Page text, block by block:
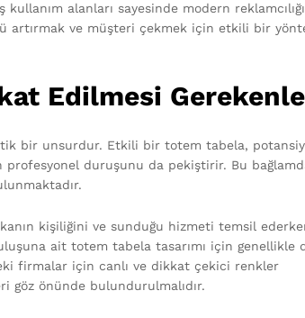
alanları sayesinde modern
artırmak ve müşteri çekmek için etkili bir
Edilmesi
bir unsurdur. Etkili bir totem tabela,
duruşunu da pekiştirir. Bu
kişiliğini ve sunduğu hizmeti temsil
ait totem tabela tasarımı için genellikle
firmalar için canlı ve dikkat çekici renkler
göz önünde bulundurulmalıdır.